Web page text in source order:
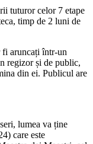
tuturor celor 7 etape
timp de 2 luni de
aruncați într-un
regizor și de public,
din ei. Publicul are
lumea va ține
care este